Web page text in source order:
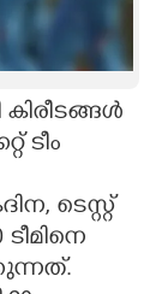
ടീം
ടെസ്റ്റ്